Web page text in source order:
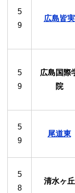
5
9
広島皆実
5
9
広島国際
院
5
9
尾道東
5
8
清水ヶ丘